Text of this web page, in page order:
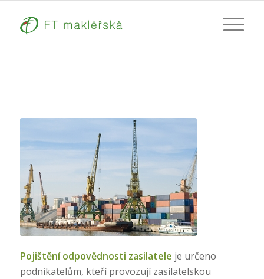
Pojištění odpovědnosti zasilatele je určeno
podnikatelům, kteří provozují zasílatelskou